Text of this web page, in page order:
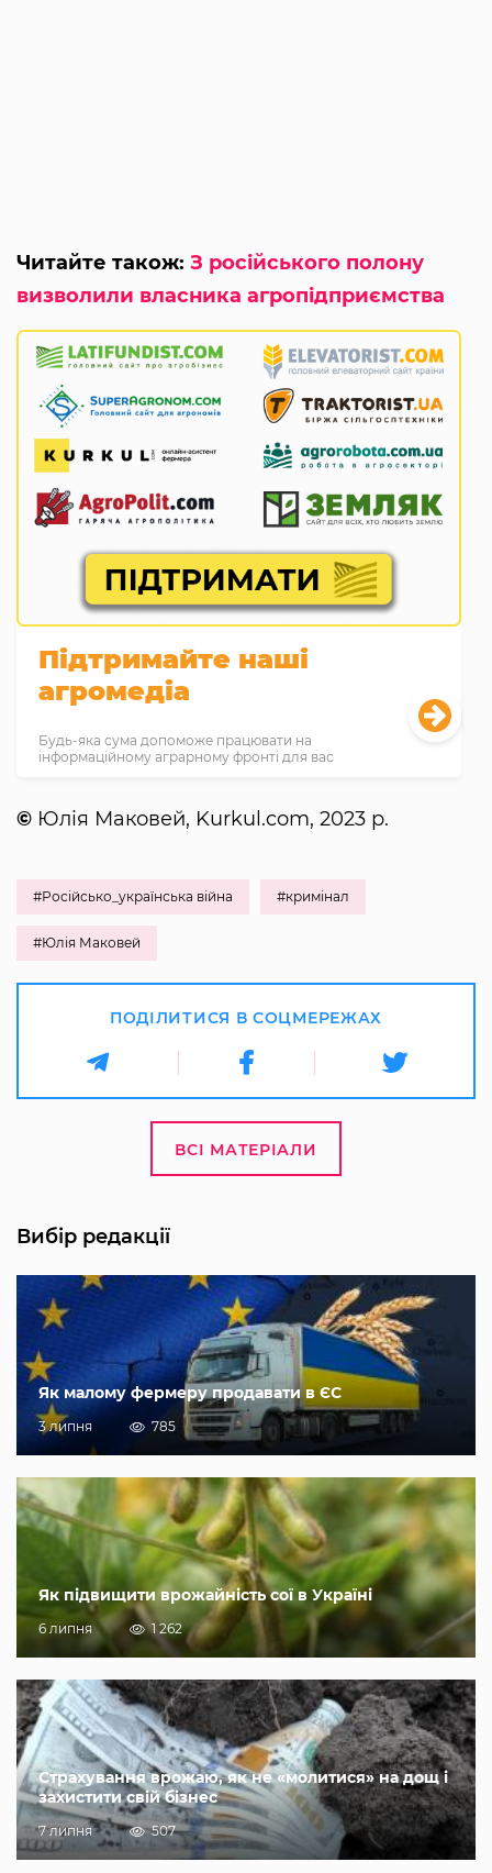
Читайте також: З російського полону
визволили власника агропідприємства
Підтримайте наші
агромедіа
Будь-яка сума допоможе працювати на
інформаційному аграрному фронті для вас
© Юлія Маковей, Kurkul.com, 2023 р.
#Російсько_українська війна #кримінал
#Юлія Маковей
ПОДІЛИТИСЯ В СОЦМЕРЕЖАХ
ВСІ МАТЕРІАЛИ
Вибір редакції
Як малому фермеру продавати в ЄС
3 липня 785
Як підвищити врожайність сої в Україні
6 липня 1 262
Страхування врожаю, як не «молитися» на дощ і
захистити свій бізнес
7 липня 507